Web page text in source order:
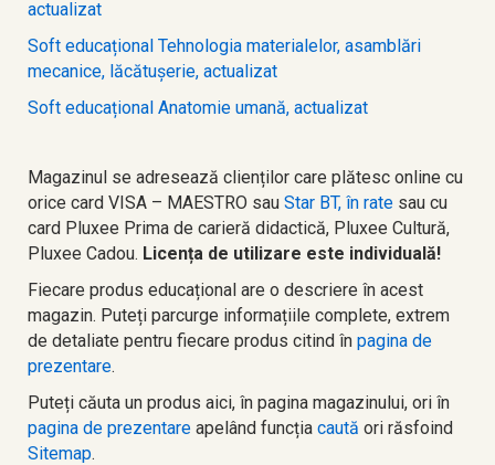
actualizat
Soft educațional Tehnologia materialelor, asamblări
mecanice, lăcătușerie, actualizat
Soft educațional Anatomie umană, actualizat
Magazinul se adresează clienților care plătesc online cu
orice card VISA – MAESTRO sau Star BT, în rate sau cu
card Pluxee Prima de carieră didactică, Pluxee Cultură,
Pluxee Cadou. Licența de utilizare este individuală!
Fiecare produs educațional are o descriere în acest
magazin. Puteți parcurge informațiile complete, extrem
de detaliate pentru fiecare produs citind în pagina de
prezentare.
Puteți căuta un produs aici, în pagina magazinului, ori în
pagina de prezentare apelând funcția caută ori răsfoind
Sitemap.